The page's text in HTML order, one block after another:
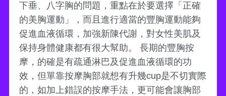
下垂、八字胸的問題，重點在於要選擇「正確
的美胸運動」，而且進行適當的豐胸運動能夠
促進血液循環，加強新陳代謝，對女性美肌及
保持身體健康都有很大幫助。 長期的豐胸按
摩，的確是有疏通淋巴及促進血液循環的功
效，但單靠按摩胸部就想有升幾cup是不切實際
的，如加上錯誤的按摩手法，更可能會讓胸部